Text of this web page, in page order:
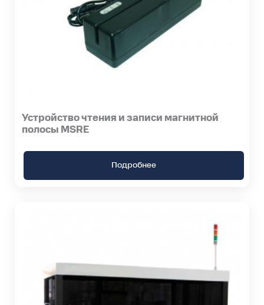
Устройство чтения и записи магнитной
полосы MSRE
Подробнее